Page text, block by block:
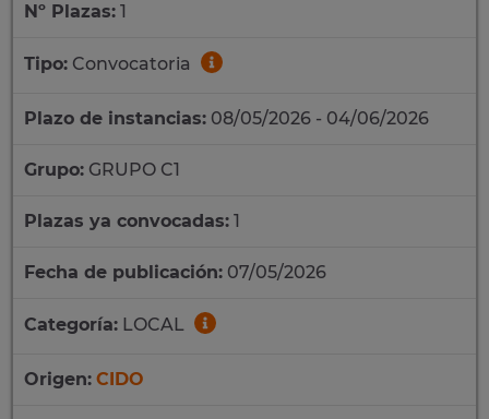
Nº Plazas: 1
Tipo: Convocatoria
Plazo de instancias: 08/05/2026 - 04/06/2026
Grupo: GRUPO C1
Plazas ya convocadas: 1
Fecha de publicación: 07/05/2026
Categoría: LOCAL
Origen: CIDO